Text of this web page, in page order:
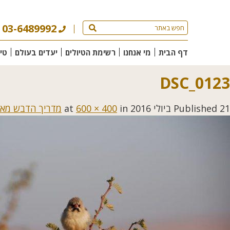
03-6489992
דף הבית מי אנחנו רשימת הטיולים יעדים בעולם
DSC_0123
Published 21 ביולי 2016 600 × 400 in מדריך הדבש